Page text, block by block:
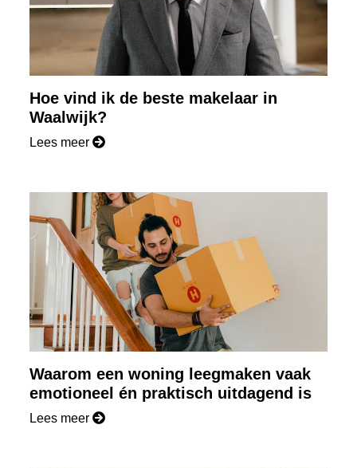
Hoe vind ik de beste makelaar in
Waalwijk?
Lees meer
Waarom een woning leegmaken vaak
emotioneel én praktisch uitdagend is
Lees meer